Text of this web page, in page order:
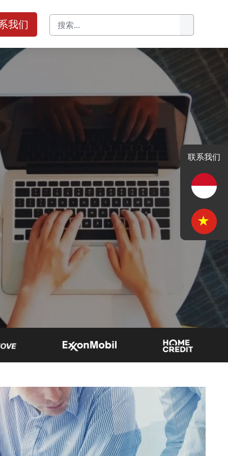
我们
联系我们